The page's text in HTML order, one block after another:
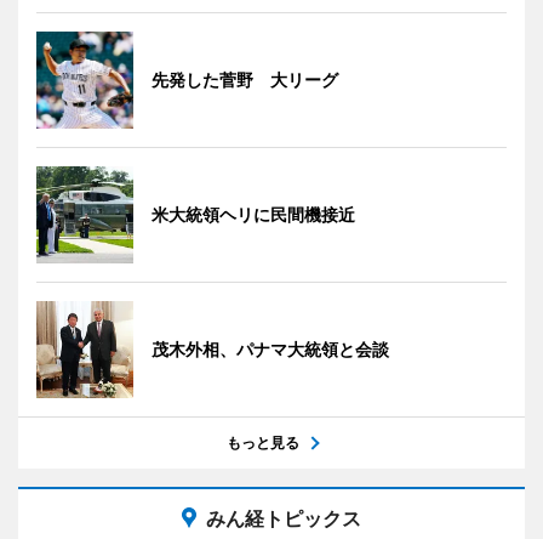
先発した菅野 大リーグ
米大統領ヘリに民間機接近
茂木外相、パナマ大統領と会談
もっと見る
みん経トピックス